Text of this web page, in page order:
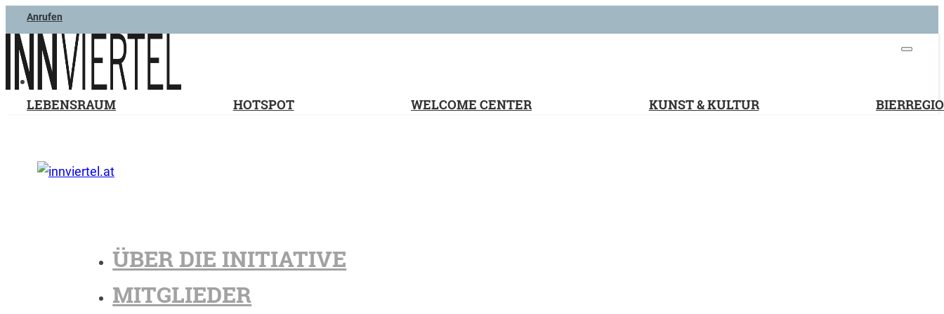
Anrufen
LEBENSRAUM HOTSPOT WELCOME CENTER KUNST & KULTUR
ÜBER DIE INITIATIVE
MITGLIEDER